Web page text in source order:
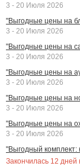
3 - 20 Июля 2026
"Выгодные цены на
3 - 20 Июля 2026
"Выгодные цены на
3 - 20 Июля 2026
"Выгодные цены на
3 - 20 Июля 2026
"Выгодные цены на
3 - 20 Июля 2026
"Выгодные цены на
3 - 20 Июля 2026
"Выгодный
Закончилась 12 дней